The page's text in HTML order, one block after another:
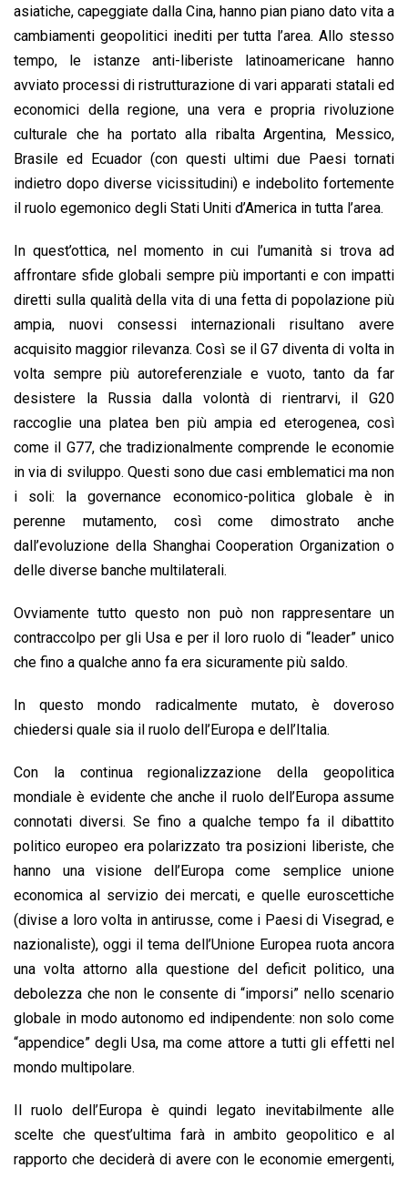
asiatiche, capeggiate dalla Cina, hanno pian piano dato vita a
cambiamenti geopolitici inediti per tutta l’area. Allo stesso
tempo, le istanze anti-liberiste latinoamericane hanno
avviato processi di ristrutturazione di vari apparati statali ed
economici della regione, una vera e propria rivoluzione
culturale che ha portato alla ribalta Argentina, Messico,
Brasile ed Ecuador (con questi ultimi due Paesi tornati
indietro dopo diverse vicissitudini) e indebolito fortemente
il ruolo egemonico degli Stati Uniti d’America in tutta l’area.
In quest’ottica, nel momento in cui l’umanità si trova ad
affrontare sfide globali sempre più importanti e con impatti
diretti sulla qualità della vita di una fetta di popolazione più
ampia, nuovi consessi internazionali risultano avere
acquisito maggior rilevanza. Così se il G7 diventa di volta in
volta sempre più autoreferenziale e vuoto, tanto da far
desistere la Russia dalla volontà di rientrarvi, il G20
raccoglie una platea ben più ampia ed eterogenea, così
come il G77, che tradizionalmente comprende le economie
in via di sviluppo. Questi sono due casi emblematici ma non
i soli: la governance economico-politica globale è in
perenne mutamento, così come dimostrato anche
dall’evoluzione della Shanghai Cooperation Organization o
delle diverse banche multilaterali.
Ovviamente tutto questo non può non rappresentare un
contraccolpo per gli Usa e per il loro ruolo di “leader” unico
che fino a qualche anno fa era sicuramente più saldo.
In questo mondo radicalmente mutato, è doveroso
chiedersi quale sia il ruolo dell’Europa e dell’Italia.
Con la continua regionalizzazione della geopolitica
mondiale è evidente che anche il ruolo dell’Europa assume
connotati diversi. Se fino a qualche tempo fa il dibattito
politico europeo era polarizzato tra posizioni liberiste, che
hanno una visione dell’Europa come semplice unione
economica al servizio dei mercati, e quelle euroscettiche
(divise a loro volta in antirusse, come i Paesi di Visegrad, e
nazionaliste), oggi il tema dell’Unione Europea ruota ancora
una volta attorno alla questione del deficit politico, una
debolezza che non le consente di “imporsi” nello scenario
globale in modo autonomo ed indipendente: non solo come
“appendice” degli Usa, ma come attore a tutti gli effetti nel
mondo multipolare.
Il ruolo dell’Europa è quindi legato inevitabilmente alle
scelte che quest’ultima farà in ambito geopolitico e al
rapporto che deciderà di avere con le economie emergenti,